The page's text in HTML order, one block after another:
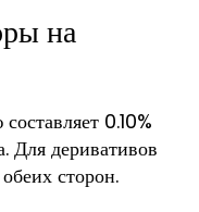
на
0.10%
Для деривативов
сторон.